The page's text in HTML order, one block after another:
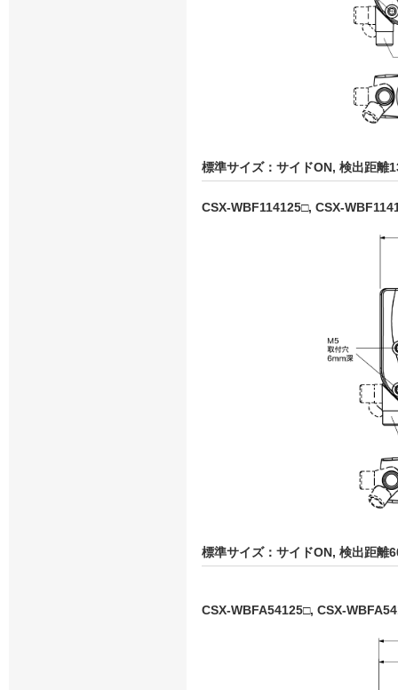
標準サイズ：サイドON, 検出距離
CSX-WBF114125□, CSX-
標準サイズ：サイドON, 検出距離
CSX-WBFA54125□, CSX-